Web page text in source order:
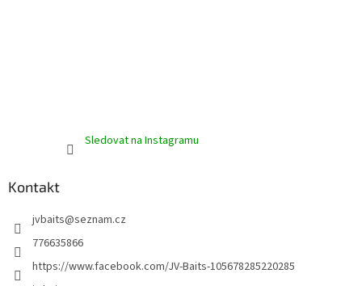
Sledovat na Instagramu
Kontakt
jvbaits@seznam.cz
776635866
https://www.facebook.com/JV-Baits-105678285220285